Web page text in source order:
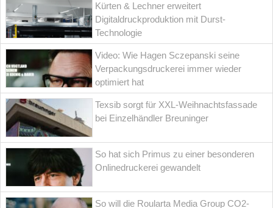
Kürten & Lechner erweitert
Digitaldruckproduktion mit Durst-
Technologie
Video: Wie Hagen Sczepanski seine
Verpackungsdruckerei immer wieder
optimiert hat
Texsib sorgt für XXL-Weihnachtsfassade
bei Einzelhändler Breuninger
So hat sich Primus zu einer besonderen
Onlinedruckerei gewandelt
So will die Roularta Media Group CO2-